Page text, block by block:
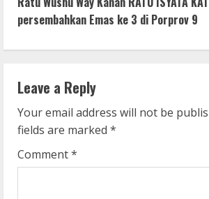
t
n
u
e
persembahkan Emas ke 3 di Porprov 9
Leave a Reply
Your email address will not be
fields are marked *
Comment*